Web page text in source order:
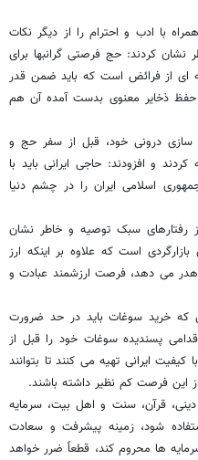
با ادب و احترام را از دیگر نکات
نشان کردند: حج فرصتی گرانبها برای
ای از فرائض است که باید ضمن قدر
ذخایر معنوی بدست آمده آن هم
سازی درونی خود، قبل از سفر حج و
و افزودند: حاجی ایرانی باید با
اسلامی ایران را در چشم دنیا
رفتارهای سبک توصیه و خاطر نشان
است که علاوه بر اینکه ارز
هدر می دهد، فرصت ارزشمند عبادت و
که خرید سوغات باید در حد ضرورت
پسندیده سوغات خود را قبل از
ایرانی تهیه می کنند تا بتوانند
این فرصت کم نظیر داشته باشند.
قرآن، سنت و اهل بیت، سرمایه
شود، زمینه پیشرفت و سعادت
ها محروم کند، قطعاً ضرر خواهد